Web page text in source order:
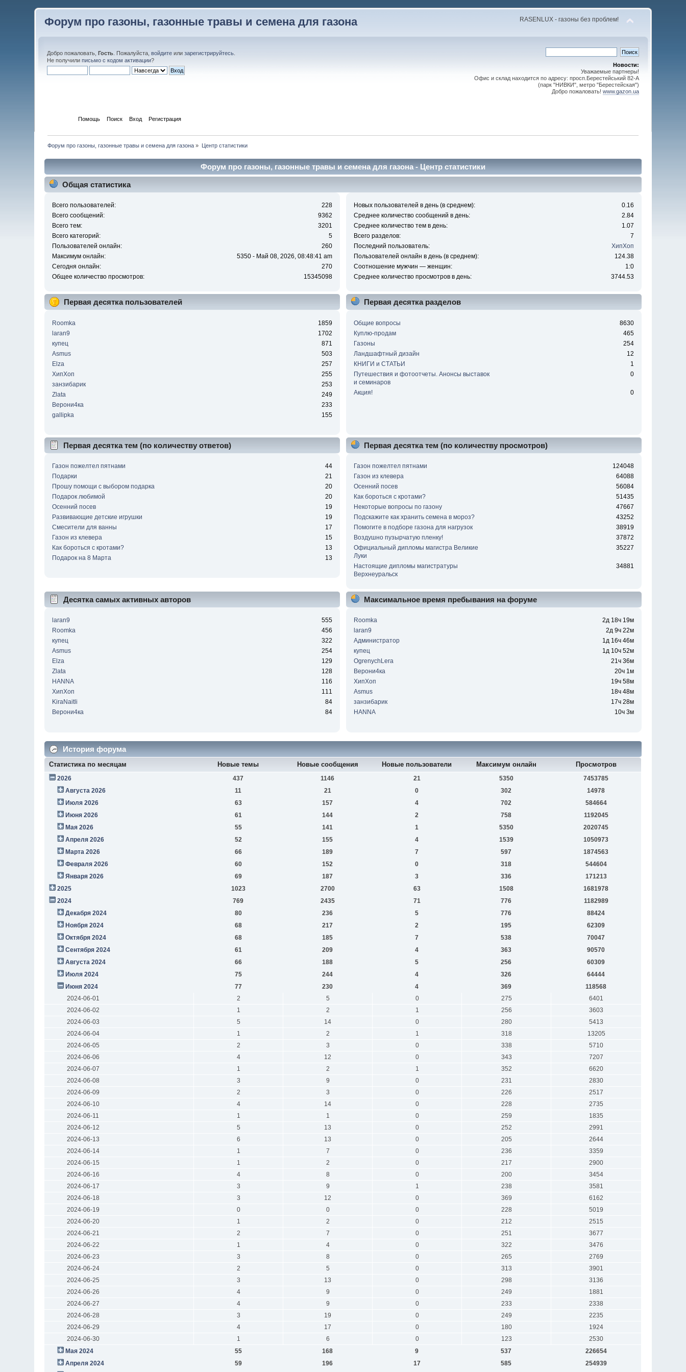
Форум про газоны, газонные травы и семена для газона RASENLUX - газоны без проблем!
Добро пожаловать,Гость . Пожалуйста,войдите илизарегистрируйтесь
Не получилиписьмо с кодом активации?
Новости:
Уважаемые партнеры!
Офис и склад находится по адресу: просп.Берестейський 82-А
(парк "НИВКИ", метро "Берестейская")
Добро пожаловать! www.gazon.ua
Помощь Поиск Вход Регистрация
Форум про газоны, газонные травы и семена для газона » Центр статистики
Форум про газоны, газонные травы и семена для газона - Центр статистики
Общая статистика
Всего пользователей:
228
Всего сообщений:
9362
Всего тем:
3201
Всего категорий:
5
Пользователей онлайн:
260
Максимум онлайн:
5350 - Май 08, 2026, 08:48:41 am
Сегодня онлайн:
270
Общее количество просмотров:
15345098
Новых пользователей в день (в среднем):
0.16
Среднее количество сообщений в день:
2.84
Среднее количество тем в день:
1.07
Всего разделов:
7
Последний пользователь:
ХипХоп
Пользователей онлайн в день (в среднем):
124.38
Соотношение мужчин — женщин:
1:0
Среднее количество просмотров в день:
3744.53
Первая десятка пользователей
Roomka
1859
laran9
1702
купец
871
Asmus
503
Elza
257
ХипХоп
255
занзибарик
253
Zlata
249
Верони4ка
233
gallipka
155
Первая десятка разделов
Общие вопросы
8630
Куплю-продам
465
Газоны
254
Ландшафтный дизайн
12
КНИГИ и СТАТЬИ
1
Путешествия и фотоотчеты. Анонсы выставок
и семинаров
0
Акция! 0
Первая десятка тем (по количеству ответов)
Газон пожелтел пятнами
44
Подарки
21
Прошу помощи с выбором подарка
20
Подарок любимой
20
Осенний посев
19
Развивающие детские игрушки
19
Смесители для ванны
17
Газон из клевера
15
Как бороться с кротами?
13
Подарок на 8 Марта
13
Первая десятка тем (по количеству просмотров)
Газон пожелтел пятнами
124048
Газон из клевера
64088
Осенний посев
56084
Как бороться с кротами?
51435
Некоторые вопросы по газону
47667
Подскажите как хранить семена в мороз?
43252
Помогите в подборе газона для нагрузок
38919
Воздушно пузырчатую пленку!
37872
Официальный дипломы магистра Великие
Луки
35227
Настоящие дипломы магистратуры
Верхнеуральск
34881
Десятка самых активных авторов
laran9
555
Roomka
456
купец
322
Asmus
254
Elza
129
Zlata
128
HANNA
116
ХипХоп
111
KiraNaitli
84
Верони4ка
84
Максимальное время пребывания на форуме
Roomka
2д 18ч 19м
laran9
2д 9ч 22м
Администратор
1д 16ч 46м
купец
1д 10ч 52м
OgrenychLera
21ч 36м
Верони4ка
20ч 1м
ХипХоп
19ч 58м
Asmus
18ч 48м
занзибарик
17ч 28м
HANNA
10ч 3м
История форума
Статистика по месяцам Новые темы Новые сообщения Новые пользователи Максимум онлайн Просмотров
2026 437 1146 21 5350
7453785
Августа 2026
11 21 0 302
14978
Июля 2026
63 157 4 702
584664
Июня 2026
61 144 2 758
1192045
Мая 2026
55 141 1 5350
2020745
Апреля 2026
52 155 4 1539
1050973
Марта 2026
66 189 7 597
1874563
Февраля 2026
60 152 0 318
544604
Января 2026
69 187 3 336
171213
2025
1023 2700 63 1508
1681978
2024
769 2435 71 776
1182989
Декабря 2024
80 236 5 776
88424
Ноября 2024
68 217 2 195
62309
Октября 2024
68 185 7 538
70047
Сентября 2024
61 209 4 363
90570
Августа 2024
66 188 5 256
60309
Июля 2024
75 244 4 326
64444
Июня 2024
77 230 4 369
118568
2024-06-01
2 5 0 275
6401
2024-06-02
1 2 1 256
3603
2024-06-03
5 14 0 280
5413
2024-06-04
1 2 1 318
13205
2024-06-05
2 3 0 338
5710
2024-06-06
4 12 0 343
7207
2024-06-07
1 2 1 352
6620
2024-06-08
3 9 0 231
2830
2024-06-09
2 3 0 226
2517
2024-06-10
4 14 0 228
2735
2024-06-11
1 1 0 259
1835
2024-06-12
5 13 0 252
2991
2024-06-13
6 13 0 205
2644
2024-06-14
1 7 0 236
3359
2024-06-15
1 2 0 217
2900
2024-06-16
4 8 0 200
3454
2024-06-17
3 9 1 238
3581
2024-06-18
3 12 0 369
6162
2024-06-19
0 0 0 228
5019
2024-06-20
1 2 0 212
2515
2024-06-21
2 7 0 251
3677
2024-06-22
1 4 0 322
3476
2024-06-23
3 8 0 265
2769
2024-06-24
2 5 0 313
3901
2024-06-25
3 13 0 298
3136
2024-06-26
4 9 0 249
1881
2024-06-27
4 9 0 233
2338
2024-06-28
3 19 0 249
2235
2024-06-29
4 17 0 180
1924
2024-06-30
1 6 0 123
2530
Мая 2024
55 168 9 537
226654
Апреля 2024
59 196 17 585
254939